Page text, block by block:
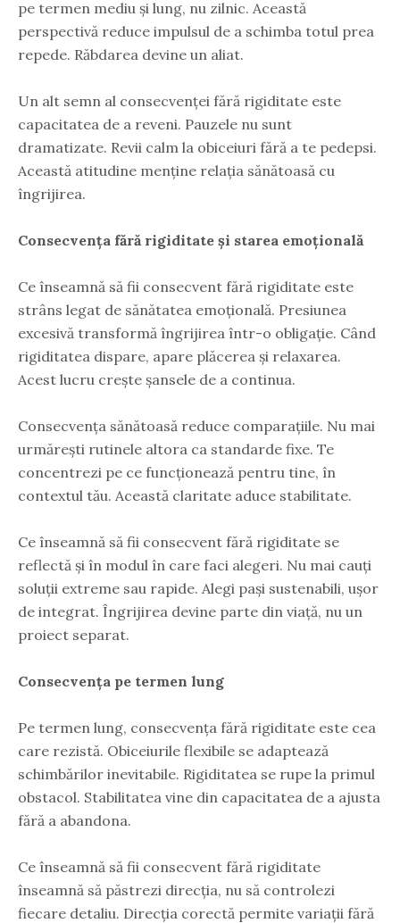
pe termen mediu și lung, nu zilnic. Această
perspectivă reduce impulsul de a schimba totul prea
repede. Răbdarea devine un aliat.
Un alt semn al consecvenței fără rigiditate este
capacitatea de a reveni. Pauzele nu sunt
dramatizate. Revii calm la obiceiuri fără a te pedepsi.
Această atitudine menține relația sănătoasă cu
îngrijirea.
Consecvența fără rigiditate și starea emoțională
Ce înseamnă să fii consecvent fără rigiditate este
strâns legat de sănătatea emoțională. Presiunea
excesivă transformă îngrijirea într-o obligație. Când
rigiditatea dispare, apare plăcerea și relaxarea.
Acest lucru crește șansele de a continua.
Consecvența sănătoasă reduce comparațiile. Nu mai
urmărești rutinele altora ca standarde fixe. Te
concentrezi pe ce funcționează pentru tine, în
contextul tău. Această claritate aduce stabilitate.
Ce înseamnă să fii consecvent fără rigiditate se
reflectă și în modul în care faci alegeri. Nu mai cauți
soluții extreme sau rapide. Alegi pași sustenabili, ușor
de integrat. Îngrijirea devine parte din viață, nu un
proiect separat.
Consecvența pe termen lung
Pe termen lung, consecvența fără rigiditate este cea
care rezistă. Obiceiurile flexibile se adaptează
schimbărilor inevitabile. Rigiditatea se rupe la primul
obstacol. Stabilitatea vine din capacitatea de a ajusta
fără a abandona.
Ce înseamnă să fii consecvent fără rigiditate
înseamnă să păstrezi direcția, nu să controlezi
fiecare detaliu. Direcția corectă permite variații fără